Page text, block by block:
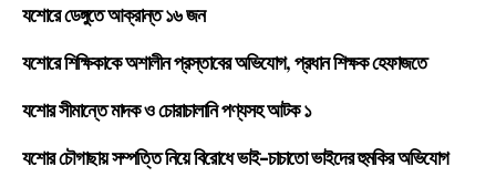
যশোরে ডেঙ্গুতে আক্রান্ত ১৬ জন
যশোরে শিক্ষিকাকে অশালীন প্রস্তাবের অভিযোগ, প্রধান শিক্ষক হেফাজতে
যশোর সীমান্তে মাদক ও চোরাচালানি পণ্যসহ আটক ১
যশোর চৌগাছায় সম্পত্তি নিয়ে বিরোধে ভাই-চাচাতো ভাইদের হুমকির অভিযোগ